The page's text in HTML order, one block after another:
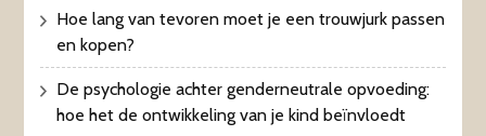
Hoe lang van tevoren moet je een trouwjurk passen
en kopen?
De psychologie achter genderneutrale opvoeding:
hoe het de ontwikkeling van je kind beïnvloedt